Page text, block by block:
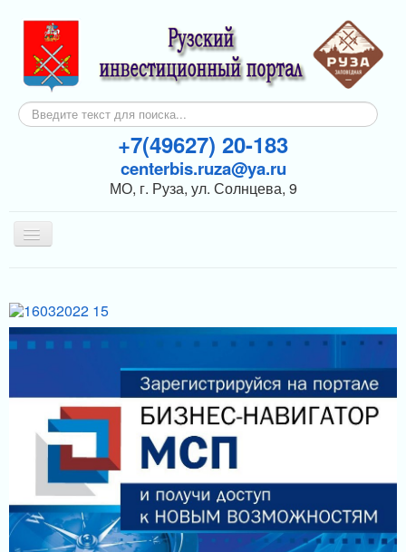
Искать...
+7(49627) 20-183
centerbis.ruza@ya.ru
МО, г. Руза, ул. Солнцева, 9
Включить/
выключить
ГЛАВНАЯ
НОВОСТИ
ПОДДЕРЖКА БИЗНЕСА
МЕРЫ ПОДДЕРЖКИ
ИНФРАСТРУКТУРА ПОДДЕРЖКИ